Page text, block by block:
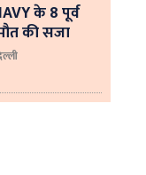
के 8 पूर्व
की सजा